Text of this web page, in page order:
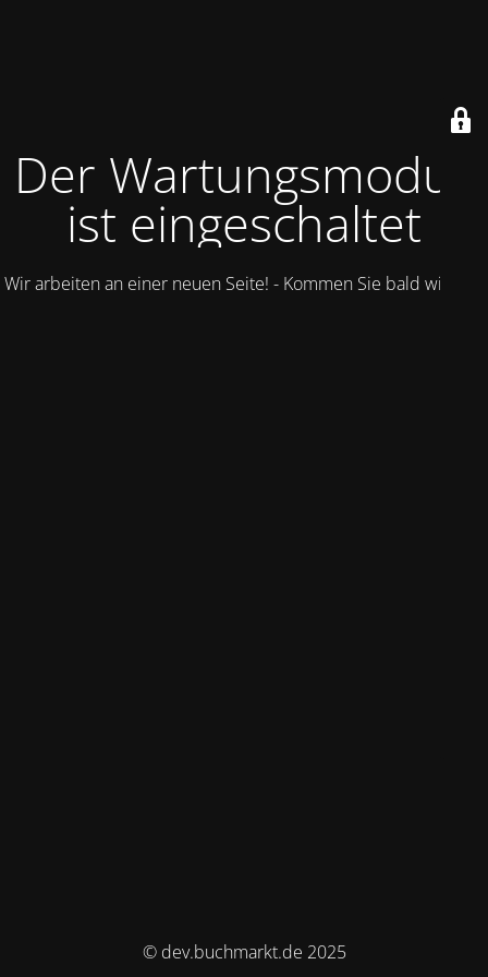
Der Wartungsmodus
ist eingeschaltet
Wir arbeiten an einer neuen Seite! - Kommen Sie bald wieder.
© dev.buchmarkt.de 2025